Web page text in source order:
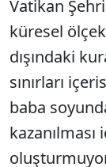
Vatikan
küresel
dışındaki
sınırları
baba